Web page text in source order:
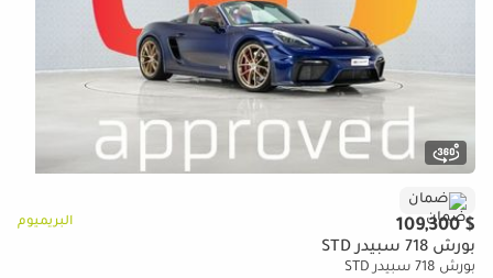
ضمان
$ 109,300 البريميوم
بورش 718 سبيدر STD
بورش 718 سبيدر STD